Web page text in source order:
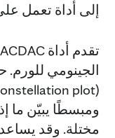
إلى أداة تعمل
الجينومي
ومبسطًا يبيّن ما
مختلة. وقد